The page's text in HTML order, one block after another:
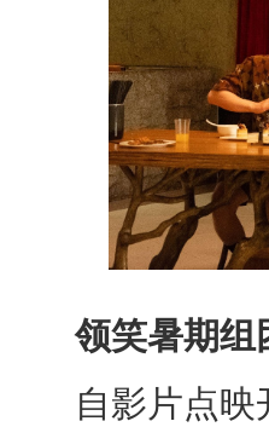
领笑暑期组
自影片点